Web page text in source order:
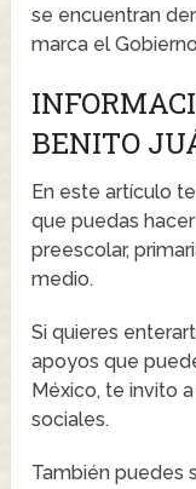
se encuentran
marca el
BENITO
En este artículo
que puedas
preescolar,
medio.
Si quieres
apoyos que
México, te invito
sociales.
También puedes